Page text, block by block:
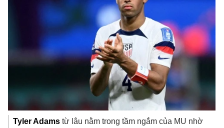
TylerAdamstừ lâu nằm trong tầm ngắm của MU nhờ